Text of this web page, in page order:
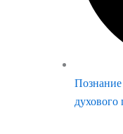
Познание
духового